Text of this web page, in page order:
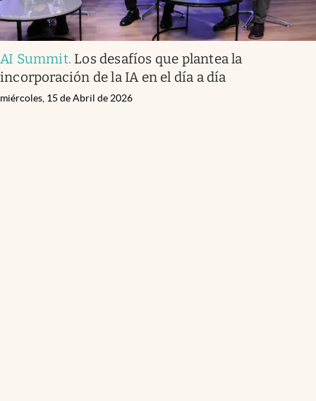
AI Summit. Los desafíos que plantea la
incorporación de la IA en el día a día
miércoles, 15 de Abril de 2026